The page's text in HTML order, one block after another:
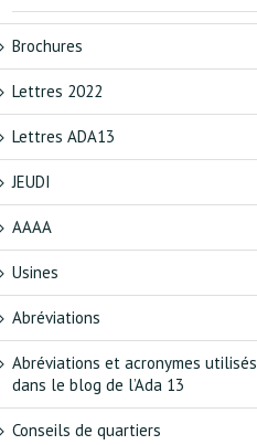
Brochures
Lettres 2022
Lettres ADA13
JEUDI
AAAA
Usines
Abréviations
Abréviations et acronymes utilisés
dans le blog de l’Ada 13
Conseils de quartiers